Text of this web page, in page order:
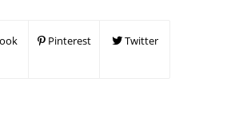
Pinterest Twitter